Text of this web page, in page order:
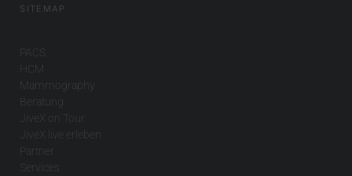
SITEMAP
PACS
HCM
Mammography
Beratung
JiveX on Tour
JiveX live erleben
Partner
Services